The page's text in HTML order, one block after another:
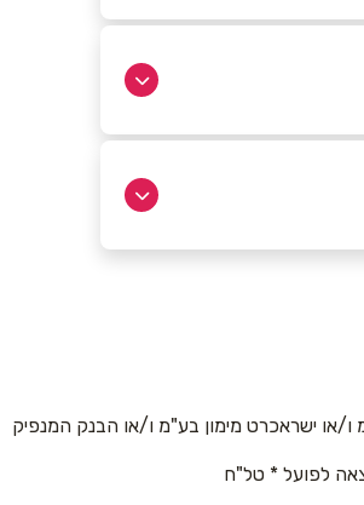
או ישראכרט מימון בע"מ ו/או הבנק המנפיק
לפועל * טל"ח